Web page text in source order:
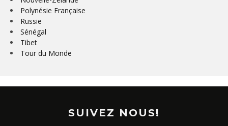
Polynésie Française
Russie
Sénégal
Tibet
Tour du Monde
SUIVEZ NOUS!